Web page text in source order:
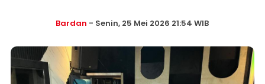
Bardan - Senin, 25 Mei 2026 21:54 WIB